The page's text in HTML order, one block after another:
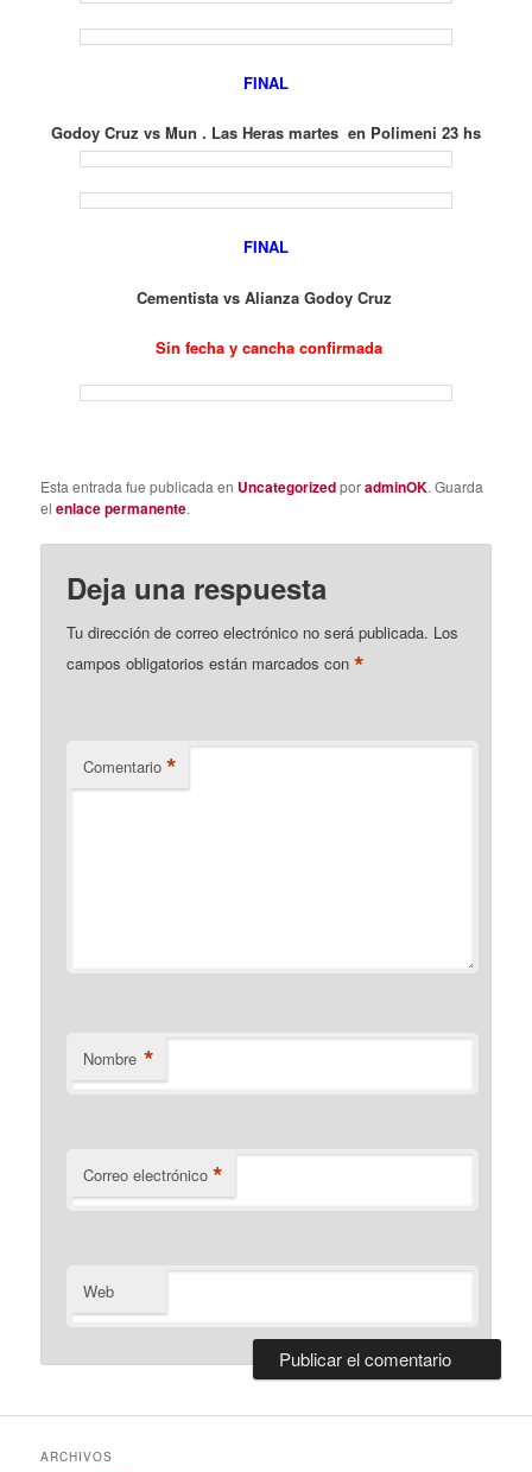
FINAL
Godoy Cruz vs Mun . Las Heras martes en Polimeni 23 hs
FINAL
Cementista vs Alianza Godoy Cruz
Sin fecha y cancha confirmada
Esta entrada fue publicada en UncategorizedporadminOK. Guarda
elenlace permanente.
Deja una respuesta
Tu dirección de correo electrónico no será publicada. Los
campos obligatorios están marcados con*
Comentario *
Nombre *
Correo electrónico *
Web
ARCHIVOS